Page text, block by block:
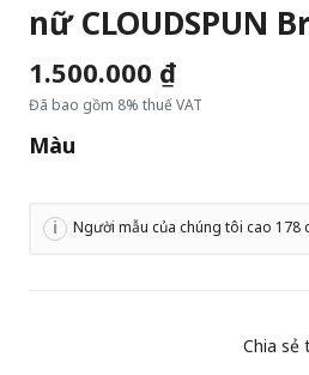
nữ CLOUDSPUN
1.500.000 ₫
Đã bao gồm 8% thuế VAT
Màu
Người mẫu của chúng tôi cao 178
Chia sẻ